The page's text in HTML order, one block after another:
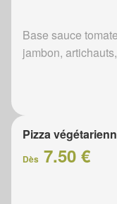
Base sauce
jambon,
Pizza
Dès 7.50 €